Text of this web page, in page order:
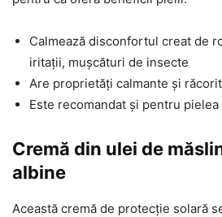
Calmează disconfortul creat de
iritații, mușcături de insecte
Are proprietăți calmante și
Este recomandat și pentru
Cremă din ulei de
albine
Această cremă de protecție solară